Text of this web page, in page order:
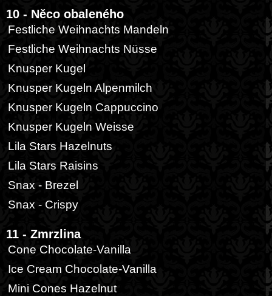
10 - Něco obaleného
Festliche Weihnachts Mandeln
Festliche Weihnachts Nüsse
Knusper Kugel
Knusper Kugeln Alpenmilch
Knusper Kugeln Cappuccino
Knusper Kugeln Weisse
Lila Stars Hazelnuts
Lila Stars Raisins
Snax - Brezel
Snax - Crispy
11 - Zmrzlina
Cone Chocolate-Vanilla
Ice Cream Chocolate-Vanilla
Mini Cones Hazelnut